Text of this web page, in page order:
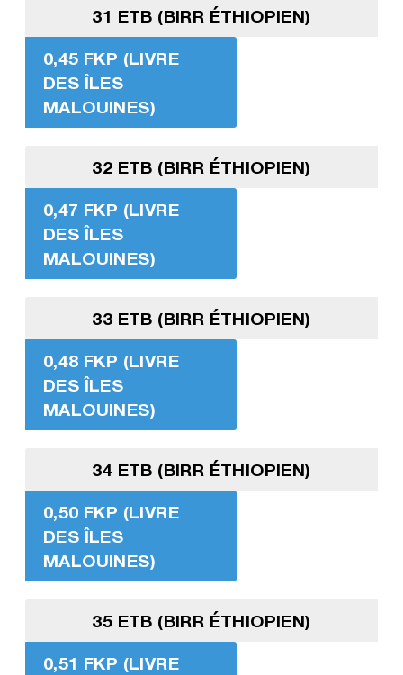
31 ETB (BIRR ÉTHIOPIEN)
0,45 FKP (LIVRE
DES ÎLES
MALOUINES)
32 ETB (BIRR ÉTHIOPIEN)
0,47 FKP (LIVRE
DES ÎLES
MALOUINES)
33 ETB (BIRR ÉTHIOPIEN)
0,48 FKP (LIVRE
DES ÎLES
MALOUINES)
34 ETB (BIRR ÉTHIOPIEN)
0,50 FKP (LIVRE
DES ÎLES
MALOUINES)
35 ETB (BIRR ÉTHIOPIEN)
0,51 FKP (LIVRE